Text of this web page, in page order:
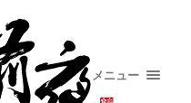
メニュー